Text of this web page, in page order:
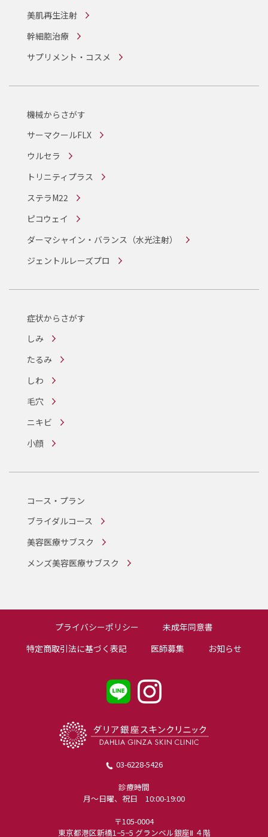
美肌再生注射
幹細胞治療
サプリメント・コスメ
機械からさがす
サーマクールFLX
ウルセラ
トリニティプラス
ステラM22
ピコウェイ
ダーマシャイン・バランス （水光注射）
ジェントルレーズプロ
症状からさがす
しみ
たるみ
しわ
毛穴
ニキビ
小顔
コース・プラン
ブライダルコース
美容医療サブスク
メンズ美容医療サブスク
プライバシーポリシー
未成年同意書
特定商取引法に基づく表記
医師募集 お知らせ
03-6228-5426
診療時間
月〜日曜、祝日 10:00-19:00
〒105-0004
東京都港区新橋1−5−5 グランベル銀座Ⅱ ４階